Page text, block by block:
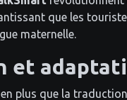
que les
maternelle.
et
plus que la